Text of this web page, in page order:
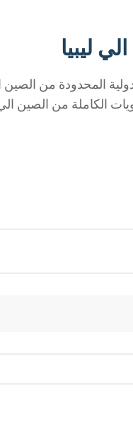
ليبيا
المحدودة من
الكاملة من